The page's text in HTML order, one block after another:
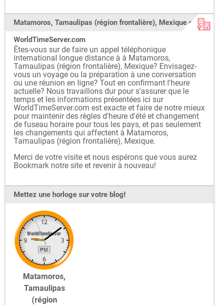
Matamoros, Tamaulipas (région frontalière), Mexique et
WorldTimeServer.com
Êtes-vous sur de faire un appel téléphonique
international longue distance à à Matamoros,
Tamaulipas (région frontalière), Mexique? Envisagez-
vous un voyage ou la préparation à une conversation
ou une réunion en ligne? Tout en confirmant l'heure
actuelle? Nous travaillons dur pour s'assurer que le
temps et les informations présentées ici sur
WorldTimeServer.com est exacte et faire de notre mieux
pour maintenir des règles d'heure d'été et changement
de fuseau horaire pour tous les pays, et pas seulement
les changements qui affectent à Matamoros,
Tamaulipas (région frontalière), Mexique.
Merci de votre visite et nous espérons que vous aurez
Bookmark notre site et revenir à nouveau!
Mettez une horloge sur votre blog!
Matamoros,
Tamaulipas
(région